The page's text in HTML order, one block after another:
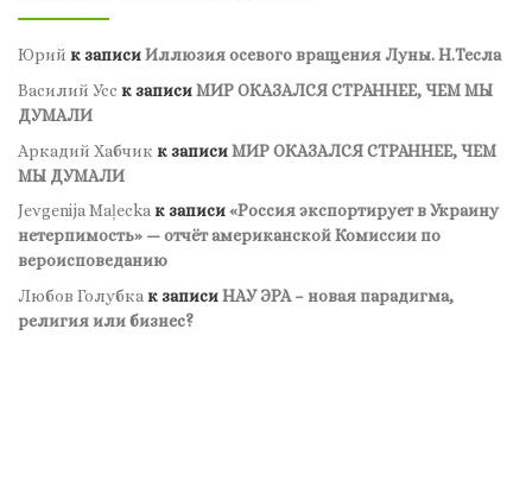
Юрий к записиИллюзия осевого вращения Луны. Н.Тесла
Василий Усс к записиМИР ОКАЗАЛСЯ СТРАННЕЕ, ЧЕМ МЫ
ДУМАЛИ
Аркадий Хабчик к записиМИР ОКАЗАЛСЯ СТРАННЕЕ, ЧЕМ
МЫ ДУМАЛИ
Jevgenija Maļeckaк записи«Россия экспортирует в Украину
нетерпимость» — отчёт американской Комиссии по
вероисповеданию
Любов Голубка к записиНАУ ЭРА – новая парадигма,
религия или бизнес?